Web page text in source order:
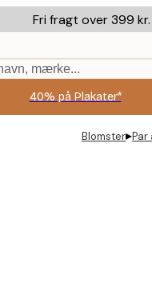
Fri fragt over 399 kr.
mærke...
40% på Plakater*
Blomster▸Par